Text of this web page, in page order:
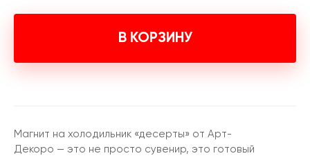
В КОРЗИНУ
Магнит на холодильник «десерты» от Арт-
Декоро — это не просто сувенир, это готовый